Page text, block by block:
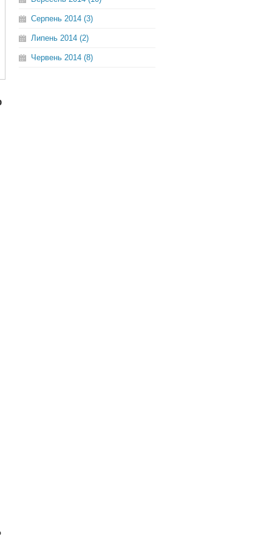
Серпень 2014 (3)
Липень 2014 (2)
Червень 2014 (8)